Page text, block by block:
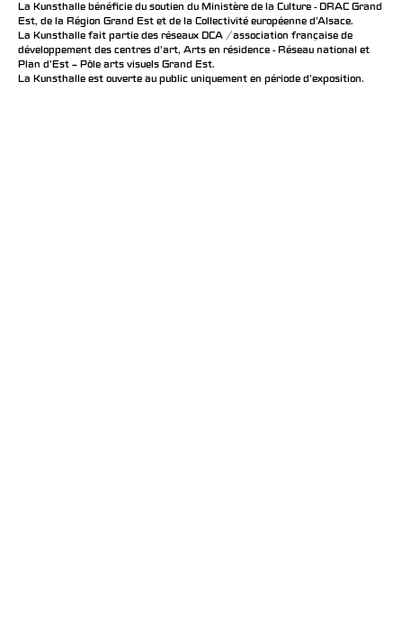
La Kunsthalle bénéficie du soutien du Ministère de la Culture - DRAC Grand
Est, de la Région Grand Est et de la Collectivité européenne d’Alsace.
La Kunsthalle fait partie des réseaux DCA / association française de
développement des centres d'art, Arts en résidence - Réseau national et
Plan d’Est – Pôle arts visuels Grand Est.
La Kunsthalle est ouverte au public uniquement en période d'exposition.